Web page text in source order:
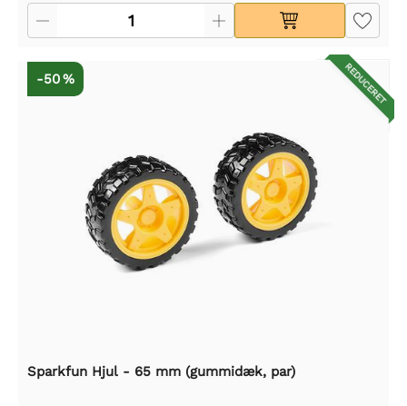
REDUCERET
-50 %
Sparkfun Hjul - 65 mm (gummidæk, par)